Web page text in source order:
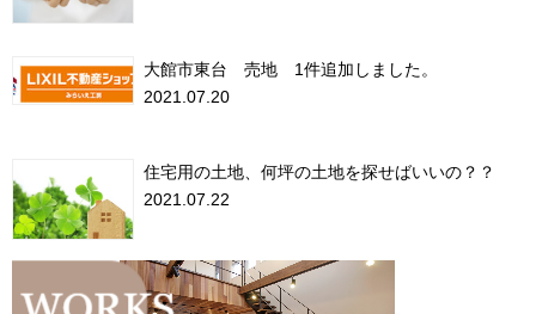
大館市東台 売地 1件追加しました。
2021.07.20
住宅用の土地、何坪の土地を探せばいいの？？
2021.07.22